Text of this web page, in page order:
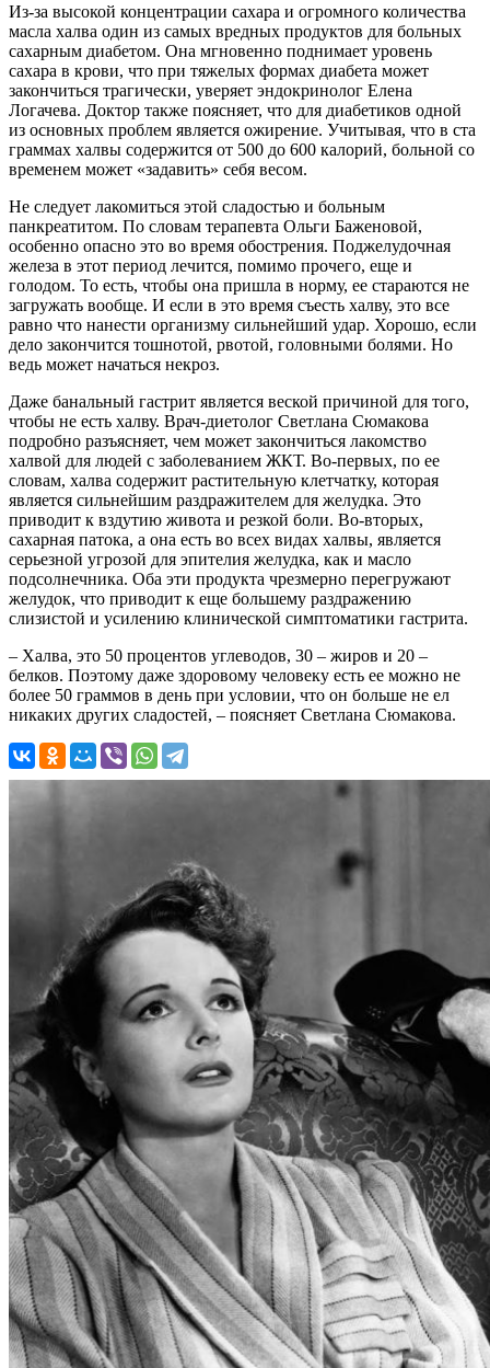
Из-за высокой концентрации сахара и огромного количества
масла халва один из самых вредных продуктов для больных
сахарным диабетом. Она мгновенно поднимает уровень
сахара в крови, что при тяжелых формах диабета может
закончиться трагически, уверяет эндокринолог Елена
Логачева. Доктор также поясняет, что для диабетиков одной
из основных проблем является ожирение. Учитывая, что в ста
граммах халвы содержится от 500 до 600 калорий, больной со
временем может «задавить» себя весом.
Не следует лакомиться этой сладостью и больным
панкреатитом. По словам терапевта Ольги Баженовой,
особенно опасно это во время обострения. Поджелудочная
железа в этот период лечится, помимо прочего, еще и
голодом. То есть, чтобы она пришла в норму, ее стараются не
загружать вообще. И если в это время съесть халву, это все
равно что нанести организму сильнейший удар. Хорошо, если
дело закончится тошнотой, рвотой, головными болями. Но
ведь может начаться некроз.
Даже банальный гастрит является веской причиной для того,
чтобы не есть халву. Врач-диетолог Светлана Сюмакова
подробно разъясняет, чем может закончиться лакомство
халвой для людей с заболеванием ЖКТ. Во-первых, по ее
словам, халва содержит растительную клетчатку, которая
является сильнейшим раздражителем для желудка. Это
приводит к вздутию живота и резкой боли. Во-вторых,
сахарная патока, а она есть во всех видах халвы, является
серьезной угрозой для эпителия желудка, как и масло
подсолнечника. Оба эти продукта чрезмерно перегружают
желудок, что приводит к еще большему раздражению
слизистой и усилению клинической симптоматики гастрита.
– Халва, это 50 процентов углеводов, 30 – жиров и 20 –
белков. Поэтому даже здоровому человеку есть ее можно не
более 50 граммов в день при условии, что он больше не ел
никаких других сладостей, – поясняет Светлана Сюмакова.